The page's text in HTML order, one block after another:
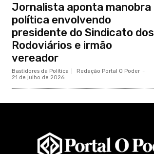
Jornalista aponta manobra
política envolvendo
presidente do Sindicato dos
Rodoviários e irmão
vereador
Bastidores da Política Redação Portal O Poder -
21 de julho de 2026